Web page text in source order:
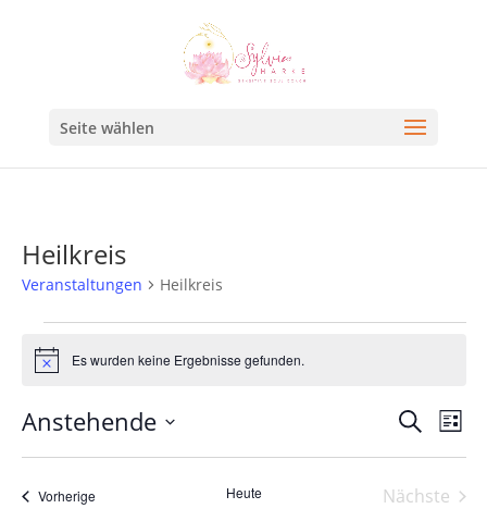
Seite wählen
Heilkreis
Veranstaltungen Heilkreis
HinweisEs wurden keine Ergebnisse gefunden.
Suche
und
SucheListe
Anstehende
Datum
wählen.
VorherigeVeranstaltungen Heute
Nächste